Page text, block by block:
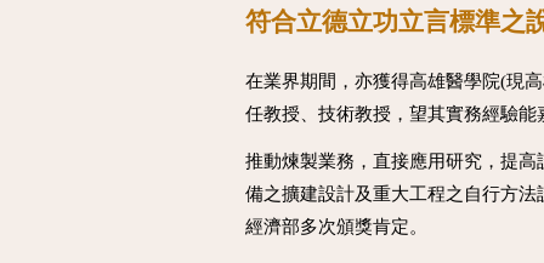
符合立德立功立言標準之
在業界期間，亦獲得高雄醫學院(現
任教授、技術教授，望其實務經驗能
推動煉製業務，直接應用研究，提
備之擴建設計及重大工程之自行方
經濟部多次頒獎肯定。